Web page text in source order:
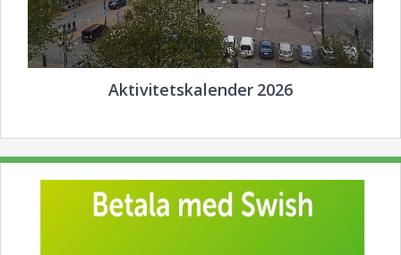
Aktivitetskalender 2026